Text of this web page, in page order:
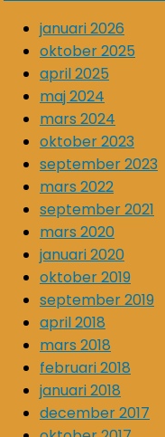
januari 2026
oktober 2025
april 2025
maj 2024
mars 2024
oktober 2023
september 2023
mars 2022
september 2021
mars 2020
januari 2020
oktober 2019
september 2019
april 2018
mars 2018
februari 2018
januari 2018
december 2017